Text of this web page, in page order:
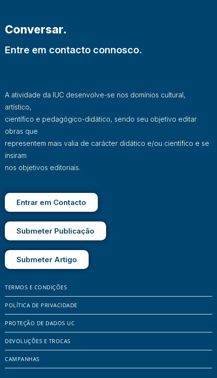
Conversar.
Entre em contacto connosco.
A atividade da IUC desenvolve-se nos domínios cultural,
artístico,
científico e pedagógico-didático, sendo seu objetivo editar
obras que
representem mais valia de carácter didático e/ou científico e se
insiram
nos objetivos editoriais.
Entrar em Contacto
Submeter Publicação
Submeter Artigo
TERMOS E CONDIÇÕES
POLÍTICA DE PRIVACIDADE
PROTEÇÃO DE DADOS UC
DEVOLUÇÕES E TROCAS
CAMPANHAS